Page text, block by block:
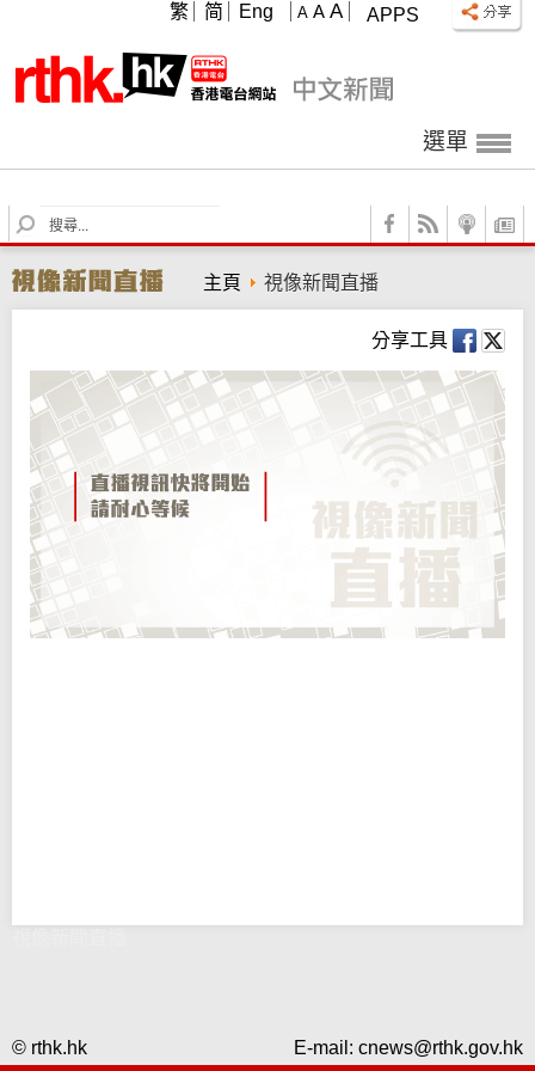
APPS
A A A
繁 简 Eng
選單
S
e
a
r
c
主頁 視像新聞直播
分享工具
© rthk.hk E-mail: cnews@rthk.gov.hk